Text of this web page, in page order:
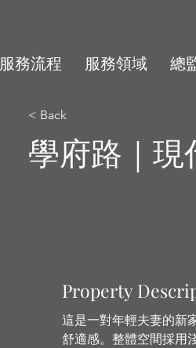
服務流程 服務領域 總
< Back
學府路｜現
Property
這是一對年輕夫妻的新
舒適感。整體空間採用